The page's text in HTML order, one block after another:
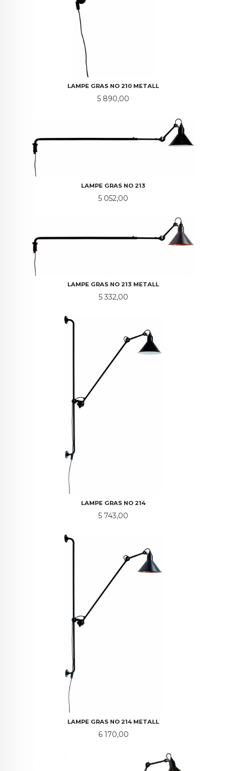
LAMPE GRAS NO 210 METALL
Pris
5 890,00
LAMPE GRAS NO 213
Pris
5 052,00
LAMPE GRAS NO 213 METALL
Pris
5 332,00
LAMPE GRAS NO 214
Pris
5 743,00
LAMPE GRAS NO 214 METALL
Pris
6 170,00